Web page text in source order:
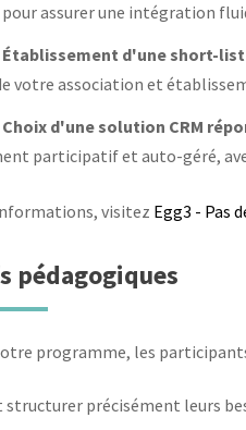
assurer une intégration
Établissement d'une short-list
votre association et
Choix d'une solution CRM
participatif et auto-géré,
visitez Egg3 - Pas
pédagogiques
programme, les
précisément leurs